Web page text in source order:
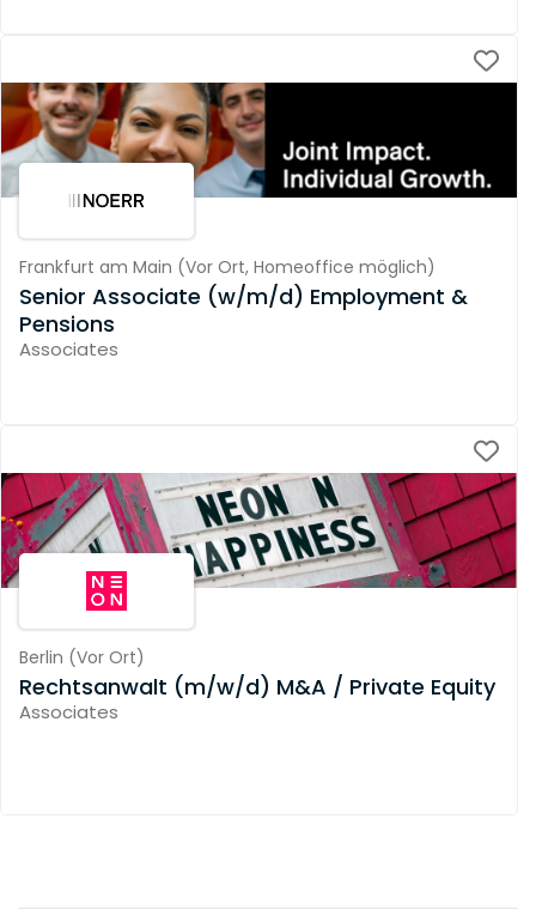
Frankfurt am Main (Vor Ort, Homeoffice möglich)
Senior Associate (w/m/d) Employment &
Pensions
Associates
Berlin (Vor Ort)
Rechtsanwalt (m/w/d) M&A / Private Equity
Associates